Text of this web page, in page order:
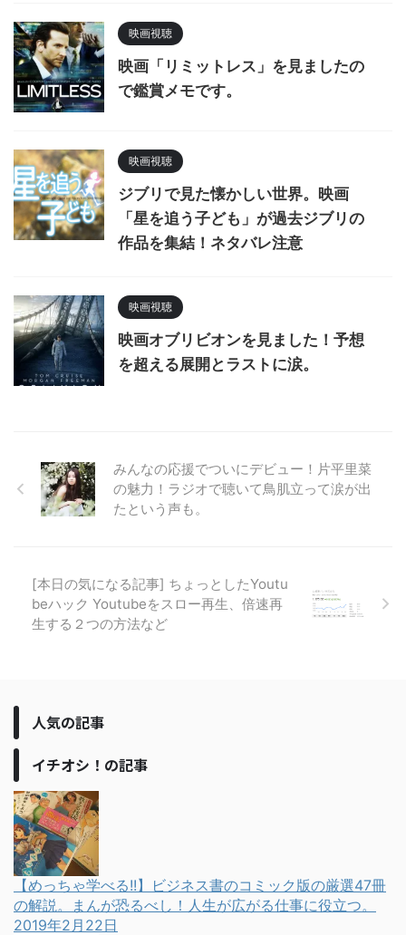
映画視聴
映画「リミットレス」を見ましたの
で鑑賞メモです。
映画視聴
ジブリで見た懐かしい世界。映画
「星を追う子ども」が過去ジブリの
作品を集結！ネタバレ注意
映画視聴
映画オブリビオンを見ました！予想
を超える展開とラストに涙。
みんなの応援でついにデビュー！片平里菜
の魅力！ラジオで聴いて鳥肌立って涙が出
たという声も。
[本日の気になる記事] ちょっとしたYoutu
beハック Youtubeをスロー再生、倍速再
生する２つの方法など
人気の記事
イチオシ！の記事
【めっちゃ学べる!!】ビジネス書のコミック版の厳選47冊
の解説。まんが恐るべし！人生が広がる仕事に役立つ。
2019年2月22日